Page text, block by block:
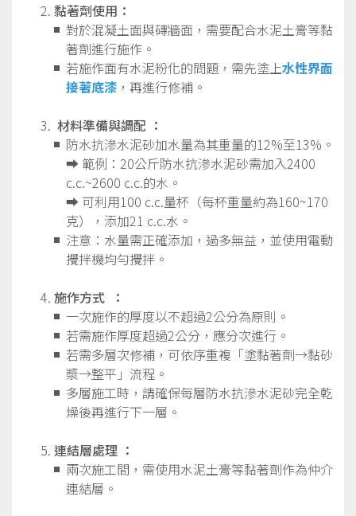
黏著劑使用：
對於混凝土面與磚牆面，需要配合水泥土膏等黏
著劑進行施作。
若施作面有水泥粉化的問題，需先塗上水性界面
接著底漆，再進行修補。
材料準備與調配 ：
防水抗滲水泥砂加水量為其重量的12%至13%。
➡︎ 範例：20公斤防水抗滲水泥砂需加入2400
c.c.~2600 c.c.的水。
➡︎ 可利用100 c.c.量杯（每杯重量約為160~170
克），添加21 c.c.水。
注意：水量需正確添加，過多無益，並使用電動
攪拌機均勻攪拌。
施作方式
：
一次施作的厚度以不超過2公分為原則。
若需施作厚度超過2公分，應分次進行。
若需多層次修補，可依序重複「塗黏著劑→黏砂
漿→整平」流程。
多層施工時，請確保每層防水抗滲水泥砂完全乾
燥後再進行下一層。
連結層處理 ：
兩次施工間，需使用水泥土膏等黏著劑作為仲介
連結層。